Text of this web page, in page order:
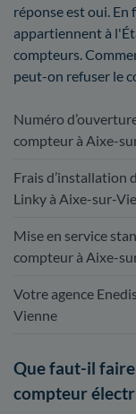
réponse est oui. En
appartiennent à
compteurs.
peut-on refuser le
Numéro
compteur à Aixe-
Frais d’installation
Linky à Aixe-sur-
Mise en service
compteur à Aixe-
Votre agence
Vienne
Que faut-il
compteur